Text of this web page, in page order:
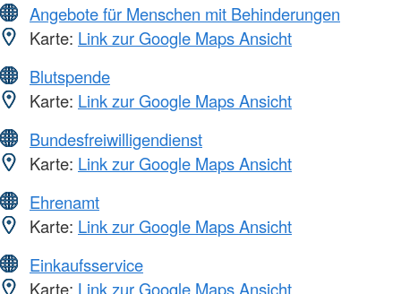
Angebote für Menschen mit Behinderungen
Karte: Link zur Google Maps Ansicht
Blutspende
Karte: Link zur Google Maps Ansicht
Bundesfreiwilligendienst
Karte: Link zur Google Maps Ansicht
Ehrenamt
Karte: Link zur Google Maps Ansicht
Einkaufsservice
Karte: Link zur Google Maps Ansicht